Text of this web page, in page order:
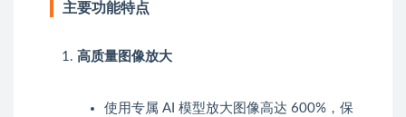
主要功能特点
高质量图像放大
使用专属 AI 模型放大图像高达 600%，保